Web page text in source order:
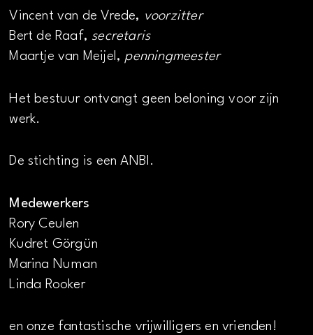
Vincent van de Vrede, voorzitter
Bert de Raaf, secretaris
Maartje van Meijel, penningmeester
Het bestuur ontvangt geen beloning voor zijn
werk.
De stichting is een ANBI.
Medewerkers
Rory Ceulen
Kudret Görgün
Marina Numan
Linda Rooker
en onze fantastische vrijwilligers en vrienden!